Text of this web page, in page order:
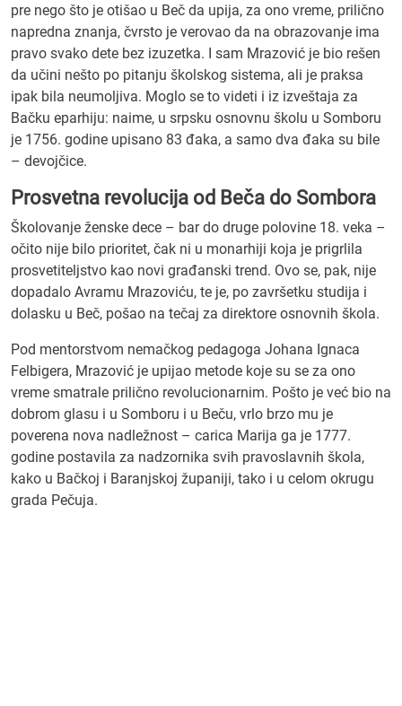
pre nego što je otišao u Beč da upija, za ono vreme, prilično
napredna znanja, čvrsto je verovao da na obrazovanje ima
pravo svako dete bez izuzetka. I sam Mrazović je bio rešen
da učini nešto po pitanju školskog sistema, ali je praksa
ipak bila neumoljiva. Moglo se to videti i iz izveštaja za
Bačku eparhiju: naime, u srpsku osnovnu školu u Somboru
je 1756. godine upisano 83 đaka, a samo dva đaka su bile
– devojčice.
Prosvetna revolucija od Beča do Sombora
Školovanje ženske dece – bar do druge polovine 18. veka –
očito nije bilo prioritet, čak ni u monarhiji koja je prigrlila
prosvetiteljstvo kao novi građanski trend. Ovo se, pak, nije
dopadalo Avramu Mrazoviću, te je, po završetku studija i
dolasku u Beč, pošao na tečaj za direktore osnovnih škola.
Pod mentorstvom nemačkog pedagoga Johana Ignaca
Felbigera, Mrazović je upijao metode koje su se za ono
vreme smatrale prilično revolucionarnim. Pošto je već bio na
dobrom glasu i u Somboru i u Beču, vrlo brzo mu je
poverena nova nadležnost – carica Marija ga je 1777.
godine postavila za nadzornika svih pravoslavnih škola,
kako u Bačkoj i Baranjskoj županiji, tako i u celom okrugu
grada Pečuja.